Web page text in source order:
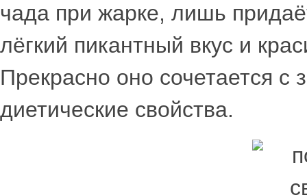
чада при жарке, лишь
лёгкий пикантный вкус и
Прекрасно оно сочетается
диетические свойства.